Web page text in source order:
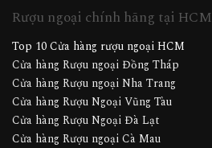
Rượu ngoại chính hãng tại HCM
Top 10 Cửa hàng rượu ngoại HCM
Cửa hàng Rượu ngoại Đồng Tháp
Cửa hàng Rượu ngoại Nha Trang
Cửa hàng Rượu Ngoại Vũng Tàu
Cửa hàng Rượu Ngoại Đà Lạt
Cửa hàng Rượu ngoại Cà Mau